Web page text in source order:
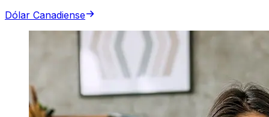
Dólar Canadiense